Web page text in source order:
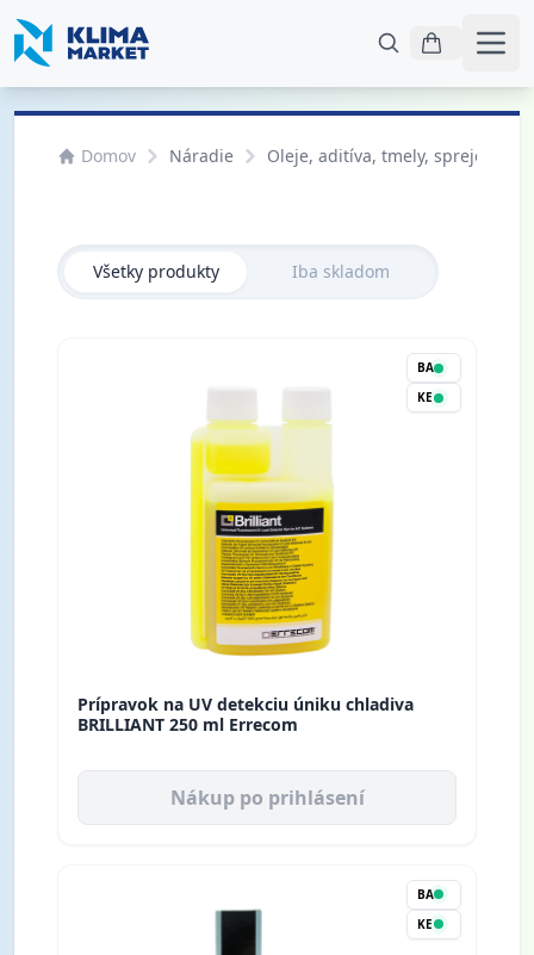
Domov Náradie Oleje, aditíva, tmely, spreje na
Všetky produkty Iba skladom
BA
KE
Prípravok na UV detekciu úniku chladiva
BRILLIANT 250 ml Errecom
Nákup po prihlásení
BA
KE